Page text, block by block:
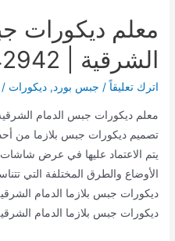
معلم ديكورات
الشرقية | 0504442942
اترك تعليقاً / جبس بورد,ديكورات /
معلم ديكورات جبس الدمام
تصميم ديكورات جبس بلازما من
يتم الاعتماد عليها في عرض
الأوضاع والطرق المختلفة التي
ديكورات جبس بلازما الدمام
ديكورات جبس بلازما الدمام